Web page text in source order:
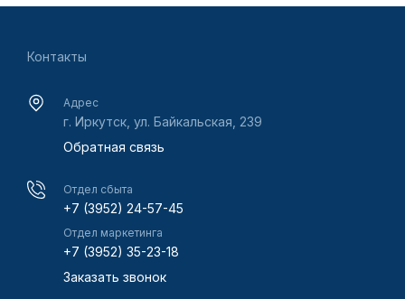
Контакты
Адрес
г. Иркутск, ул. Байкальская, 239
Обратная связь
Отдел сбыта
+7 (3952) 24-57-45
Отдел маркетинга
+7 (3952) 35-23-18
Заказать звонок